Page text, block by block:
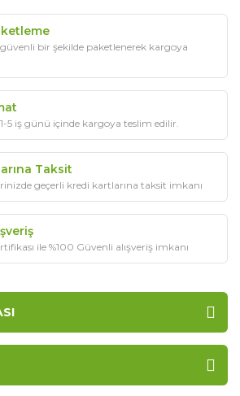
bir şekilde paketlenerek kargoya
5 iş günü içinde kargoya teslim edilir.
Taksit
geçerli kredi kartlarına taksit imkanı
ile %100 Güvenli alışveriş imkanı